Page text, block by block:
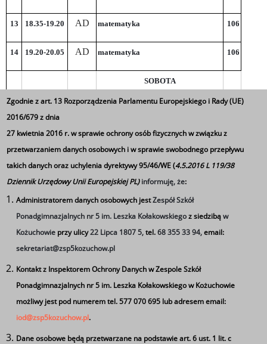
13 18.35-19.20 AD matematyka 106
14 19.20-20.05 AD matematyka 106
SOBOTA
2 8.45 – 9.30 ED biologia 105
3 9.40 – 10.25 ED biologia 105
4
10.25 –
11.10
AT Edukacja obywatelska
AT Edukacja obywatelska
12.05 –
12.50
AT historia 108
Zgodnie z art. 13 Rozporządzenia Parlamentu Europejskiego i Rady (UE)
2016/679 z dnia
27 kwietnia 2016 r. w sprawie ochrony osób fizycznych w związku z
przetwarzaniem danych osobowych i w sprawie swobodnego przepływu
takich danych oraz uchylenia dyrektywy 95/46/WE (4.5.2016 L 119/38
Dziennik Urzędowy Unii Europejskiej PL)informuję, że:
Administratorem danych osobowych jestZespół Szkół
Ponadgimnazjalnych nr 5 im. Leszka Kołakowskiegoz siedzibąw
Kożuchowie przy ulicy22 Lipca 1807 5,tel.68 355 33 94,email:
sekretariat@zsp5kozuchow.pl
Kontakt z Inspektorem Ochrony Danych w Zespole Szkół
Ponadgimnazjalnych nr 5 im. Leszka Kołakowskiego w Kożuchowie
możliwy jest pod numerem tel. 577 070 695 lub adresem email:
iod@zsp5kozuchow.pl.
Dane osobowe będą przetwarzane na podstawie art. 6 ust. 1 lit. c